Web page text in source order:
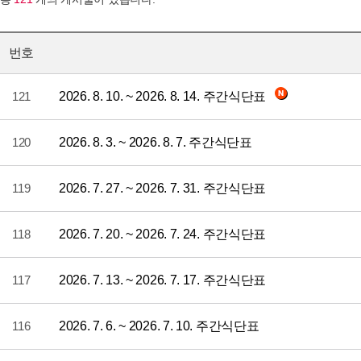
번호
121 2026. 8. 10. ~ 2026. 8. 14. 주간식단표
120 2026. 8. 3. ~ 2026. 8. 7. 주간식단표
119 2026. 7. 27. ~ 2026. 7. 31. 주간식단표
118 2026. 7. 20. ~ 2026. 7. 24. 주간식단표
117 2026. 7. 13. ~ 2026. 7. 17. 주간식단표
116 2026. 7. 6. ~ 2026. 7. 10. 주간식단표